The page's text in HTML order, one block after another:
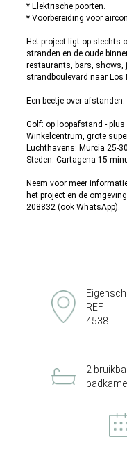
* Elektrische poorten.
* Voorbereiding voor
Het project ligt op slechts
stranden en de oude
restaurants, bars, shows,
strandboulevard naar Los
Een beetje over afstanden:
Golf: op loopafstand -
Winkelcentrum, grote
Luchthavens: Murcia 25-
Steden: Cartagena 15
Neem voor meer
het project en de
208832 (ook WhatsApp).
REF
4538
2